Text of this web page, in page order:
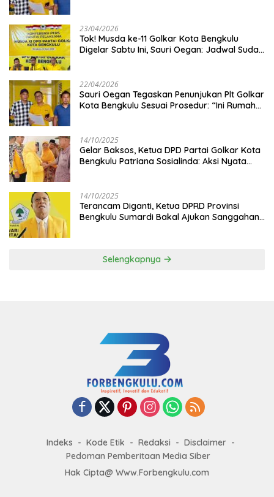
23/04/2026
‎Tok! Musda ke-11 Golkar Kota Bengkulu
Digelar Sabtu Ini, Sauri Oegan: Jadwal Sudah
22/04/2026
Sauri Oegan Tegaskan Penunjukan Plt Golkar
Kota Bengkulu Sesuai Prosedur: “Ini Rumah
14/10/2025
‎Gelar Baksos, Ketua DPD Partai Golkar Kota
Bengkulu Patriana Sosialinda: Aksi Nyata
14/10/2025
Terancam Diganti, Ketua DPRD Provinsi
Bengkulu Sumardi Bakal Ajukan Sanggahan
Selengkapnya
Indeks Kode Etik Redaksi
Disclaimer
Pedoman Pemberitaan Media Siber
Hak Cipta@ Www.Forbengkulu.com